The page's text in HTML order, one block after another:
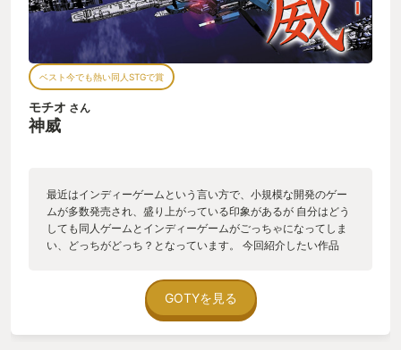
ベスト今でも熱い同人STGで賞
モチオ さん
神威
最近はインディーゲームという言い方で、小規模な開発のゲー
ムが多数発売され、盛り上がっている印象があるが 自分はどう
しても同人ゲームとインディーゲームがごっちゃになってしま
い、どっちがどっち？となっています。 今回紹介したい作品
ゲームかもしれません。 神威は同人サークル「SITER SKAIN」
が制作し、1999年12月のコミックマーケットで発表された縦
STGで全６面の高低差あり（ゼビウスとかの感じ）縦スクロー
GOTYを見る